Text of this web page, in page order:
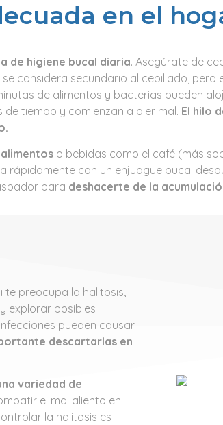
en el
de higiene bucal diaria. Asegúrate de
considera secundario al cepillado,
de alimentos y bacterias pueden
tiempo y comienzan a oler mal. El hilo
o bebidas como el café (más
con un enjuague bucal
para deshacerte de la
te preocupa la halitosis,
explorar posibles
pueden causar
descartarlas en
variedad de
el mal aliento en
la halitosis es